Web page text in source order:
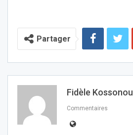
Partager
Fidèle Kossonou
Commentaires